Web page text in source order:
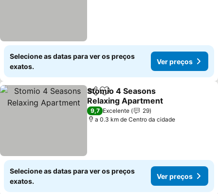
Selecione as datas para ver os preços
exatos.
Ver preços
PartilharAdicionar aos favoritos
Stomio 4 Seasons
Relaxing Apartment
9,7 Excelente
29
a 0.3 km de Centro da cidade
Selecione as datas para ver os preços
exatos.
Ver preços